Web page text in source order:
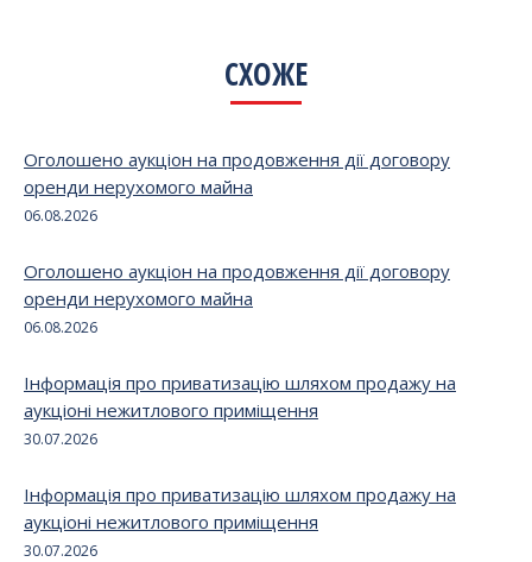
СХОЖЕ
Оголошено аукціон на продовження дії договору
оренди нерухомого майна
06.08.2026
Оголошено аукціон на продовження дії договору
оренди нерухомого майна
06.08.2026
Інформація про приватизацію шляхом продажу на
аукціоні нежитлового приміщення
30.07.2026
Інформація про приватизацію шляхом продажу на
аукціоні нежитлового приміщення
30.07.2026